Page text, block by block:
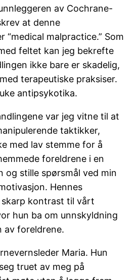
av Cochrane-
at denne
“medical malpractice.” Som
feltet kan jeg bekrefte
ikke bare er skadelig,
terapeutiske praksiser.
antipsykotika.
var jeg vitne til at
taktikker,
med lav stemme for å
foreldrene i en
og stille spørsmål ved min
Hennes
kontrast til vårt
hun ba om unnskyldning
av foreldrene.
Maria. Hun
truet av meg på